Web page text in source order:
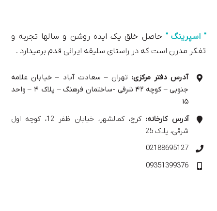
" اسپرینگ " حاصل خلق یک ایده روشن و سالها تجربه و
تفکر مدرن است که در راستای سلیقه ایرانی قدم برمیدارد .
آدرس دفتر مرکزی: تهران – سعادت آباد – خیابان علامه
جنوبی – کوچه ۴۲ شرقی -ساختمان فرهنگ – پلاک ۴ – واحد
۱۵
آدرس کارخانه:
کرج، کمالشهر، خیابان ظفر 12، کوچه اول
شرقی، پلاک 25
02188695127
09351399376